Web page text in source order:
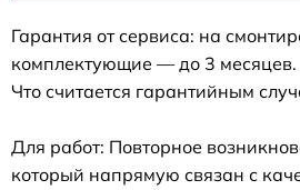
Гарантия от сервиса: на
комплектующие — до 3 месяцев.
Что считается гарантийным
Для работ: Повторное
который напрямую связан с